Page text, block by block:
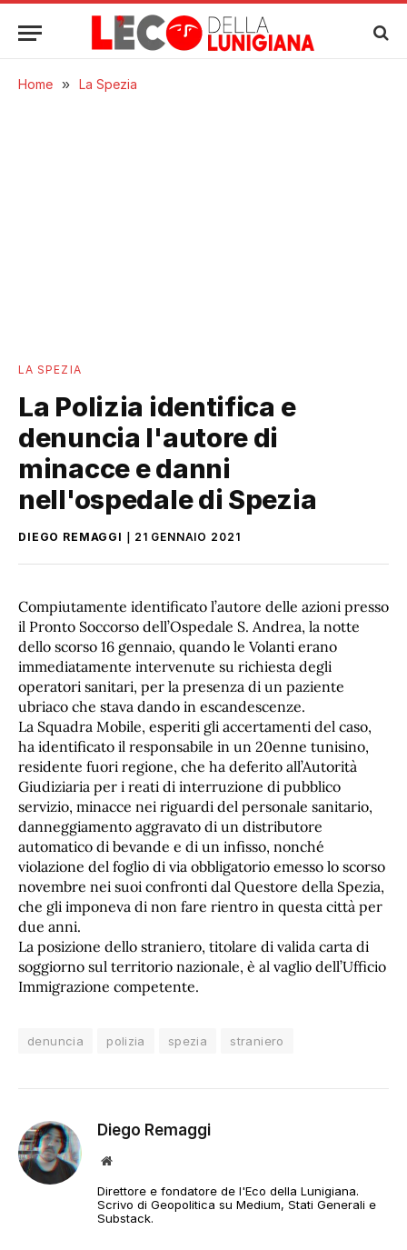
Home » La Spezia
LA SPEZIA
La Polizia identifica e
denuncia l'autore di
minacce e danni
nell'ospedale di Spezia
DIEGO REMAGGI 21 GENNAIO 2021
Compiutamente identificato l’autore delle azioni presso
il Pronto Soccorso dell’Ospedale S. Andrea, la notte
dello scorso 16 gennaio, quando le Volanti erano
immediatamente intervenute su richiesta degli
operatori sanitari, per la presenza di un paziente
ubriaco che stava dando in escandescenze.
La Squadra Mobile, esperiti gli accertamenti del caso,
ha identificato il responsabile in un 20enne tunisino,
residente fuori regione, che ha deferito all’Autorità
Giudiziaria per i reati di interruzione di pubblico
servizio, minacce nei riguardi del personale sanitario,
danneggiamento aggravato di un distributore
automatico di bevande e di un infisso, nonché
violazione del foglio di via obbligatorio emesso lo scorso
novembre nei suoi confronti dal Questore della Spezia,
che gli imponeva di non fare rientro in questa città per
due anni.
La posizione dello straniero, titolare di valida carta di
soggiorno sul territorio nazionale, è al vaglio dell’Ufficio
Immigrazione competente.
denuncia polizia spezia straniero
Diego Remaggi
Sito
Direttore e fondatore de l'Eco della Lunigiana.
Scrivo di Geopolitica su Medium, Stati Generali e
Substack.